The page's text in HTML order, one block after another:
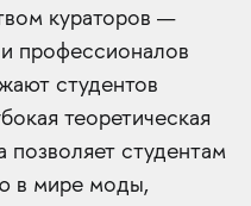
кураторов —
профессионалов
студентов
теоретическая
позволяет студентам
в мире моды,